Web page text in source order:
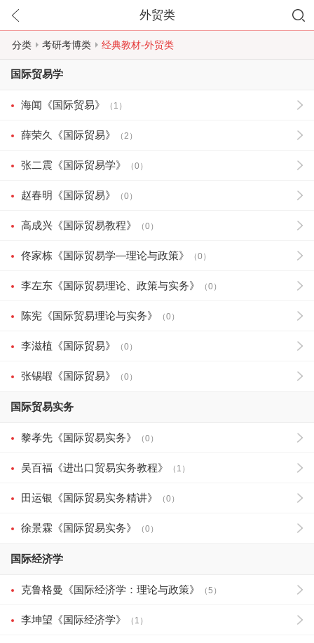
外贸类
分类 考研考博类 经典教材-外贸类
国际贸易学
海闻《国际贸易》 （1）
薛荣久《国际贸易》 （2）
张二震《国际贸易学》 （0）
赵春明《国际贸易》 （0）
高成兴《国际贸易教程》 （0）
佟家栋《国际贸易学—理论与政策》 （0）
李左东《国际贸易理论、政策与实务》 （0）
陈宪《国际贸易理论与实务》 （0）
李滋植《国际贸易》 （0）
张锡嘏《国际贸易》 （0）
国际贸易实务
黎孝先《国际贸易实务》 （0）
吴百福《进出口贸易实务教程》 （1）
田运银《国际贸易实务精讲》 （0）
徐景霖《国际贸易实务》 （0）
国际经济学
克鲁格曼《国际经济学：理论与政策》 （5）
李坤望《国际经济学》 （1）